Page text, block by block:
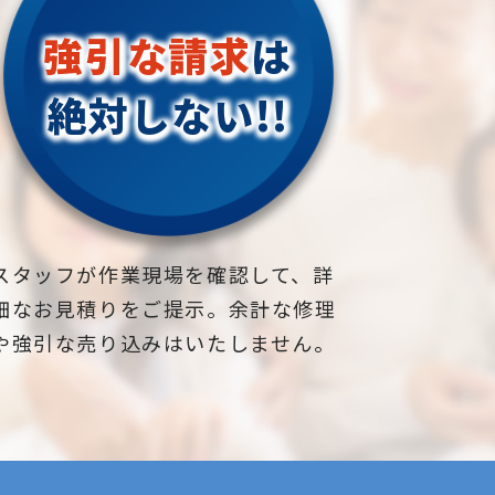
強引な請求は
絶対しない!!
タッフが作業現場を確認して、詳
なお見積りをご提示。余計な修理
強引な売り込みはいたしません。